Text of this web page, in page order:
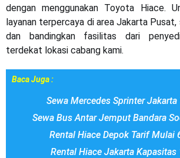
dengan menggunakan Toyota Hiace.
layanan terpercaya di area Jakarta Pusat,
dan bandingkan fasilitas dari
terdekat lokasi cabang kami.
Baca Juga :
Sewa Mercedes Sprinter Jakarta
Sewa Bus Antar Jemput Bandara
Rental Hiace Depok Tarif Mulai
Rental Hiace Jakarta Kapasitas